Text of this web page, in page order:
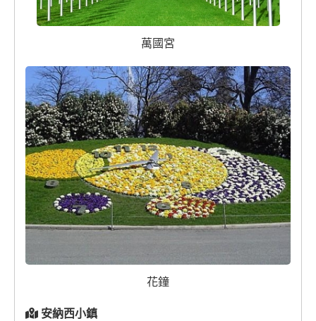
萬國宮
花鐘
安納西小鎮